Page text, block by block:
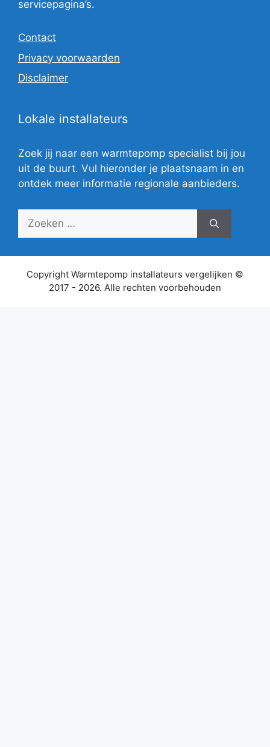
servicepagina’s.
Contact
Privacy voorwaarden
Disclaimer
Lokale installateurs
Zoek jij naar een warmtepomp specialist bij jou
uit de buurt. Vul hieronder je plaatsnaam in en
ontdek meer informatie regionale aanbieders.
Zoek
Copyright Warmtepomp installateurs vergelijken ©
2017 - 2026. Alle rechten voorbehouden